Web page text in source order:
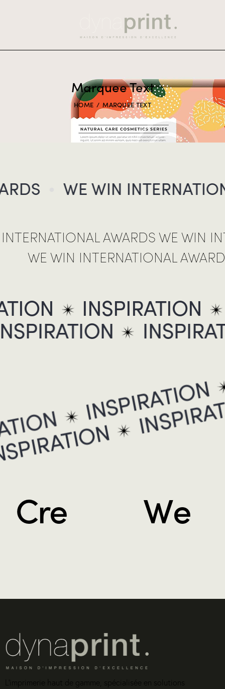
Marquee Text
HOME MARQUEE TEXT
WE WIN
AWARDS WE WIN
WE WIN INTERNATIONAL
INSPIRATION
INSPIRATION
INSPIRATION
Cre We
L’imprimerie haut de gamme, spécialisée en solutions